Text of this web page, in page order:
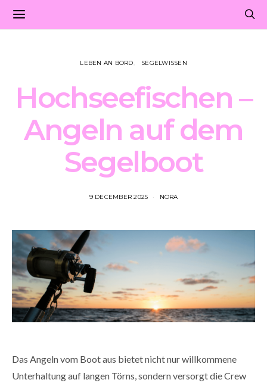
LEBEN AN BORD SEGELWISSEN
Hochseefischen –
Angeln auf dem
Segelboot
9 DECEMBER 2025 NORA
Das Angeln vom Boot aus bietet nicht nur willkommene
Unterhaltung auf langen Törns, sondern versorgt die Crew